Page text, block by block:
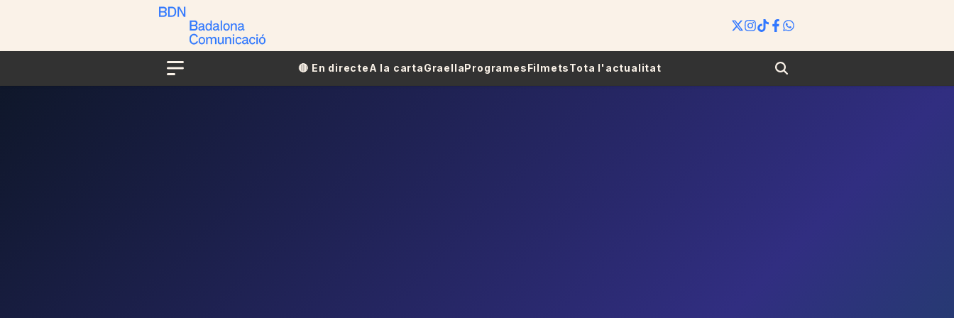
Menu
🔴​​ En directeA la cartaGraellaProgramesFilmetsTota l'actualitat Search